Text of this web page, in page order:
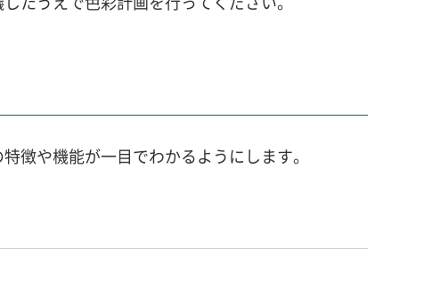
徴や機能が一目でわかるようにします。